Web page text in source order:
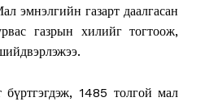
эмнэлгийн газарт даалгасан
газрын хилийг тогтоож,
1485 толгой мал